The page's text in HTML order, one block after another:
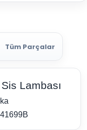
Tüm Parçalar
Lambası